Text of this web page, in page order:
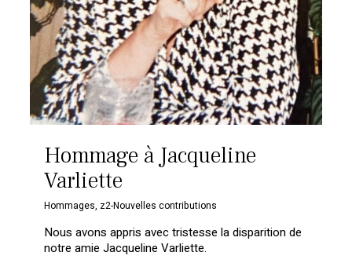
Hommage à Jacqueline
Varliette
Hommages, z2-Nouvelles contributions
Nous avons appris avec tristesse la disparition de
notre amie Jacqueline Varliette.